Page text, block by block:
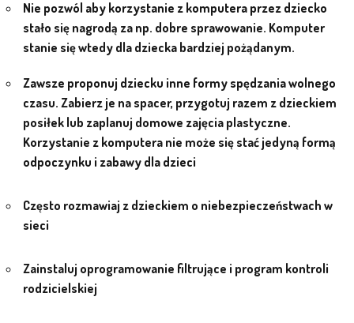
ANKIETY
BIP
E-DZIENNIK
REJESTRACJA KONTA
Nie pozwól aby korzystanie z komputera przez dziecko
stało się nagrodą za np. dobre sprawowanie. Komputer
stanie się wtedy dla dziecka bardziej pożądanym.
Zawsze proponuj dziecku inne formy spędzania wolnego
czasu. Zabierz je na spacer, przygotuj razem z dzieckiem
posiłek lub zaplanuj domowe zajęcia plastyczne.
Korzystanie z komputera nie może się stać jedyną formą
odpoczynku i zabawy dla dzieci
Często rozmawiaj z dzieckiem o niebezpieczeństwach w
sieci
Zainstaluj oprogramowanie filtrujące i program kontroli
rodzicielskiej